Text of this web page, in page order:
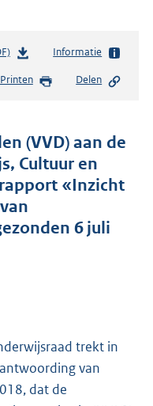
b
s
d
s
g
r
o
K
b
Informatie
Printen Delen
(VVD) aan de
Cultuur en
«Inzicht
6 juli
trekt in
van
dat de